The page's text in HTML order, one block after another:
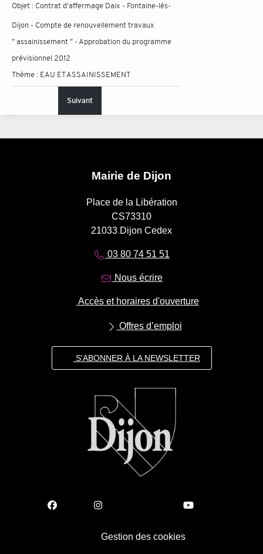
Objet : Contrat d'affermage Daix - Fontaine-lès-
Dijon - Compte de renouvellement travaux
" assainissement " - Approbation du programme
prévisionnel 2012
Thème : EAU ET ASSAINISSEMENT
Suivant
Mairie de Dijon
Place de la Libération
CS73310
21033 Dijon Cedex
03 80 74 51 51
Nous écrire
Accès et horaires d'ouverture
Offres d’emploi
S'ABONNER À LA NEWSLETTER
Gestion des cookies